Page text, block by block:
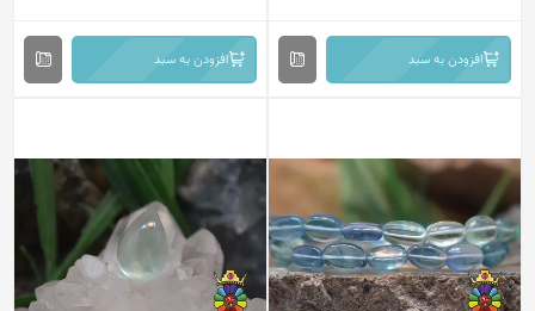
افزودن به سبد افزودن به سبد